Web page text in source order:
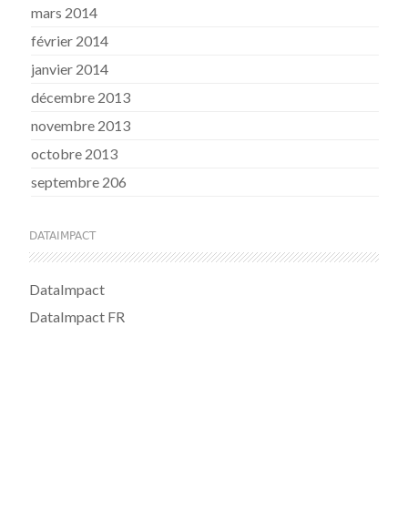
mars 2014
février 2014
janvier 2014
décembre 2013
novembre 2013
octobre 2013
septembre 206
DATAIMPACT
DataImpact
DataImpact FR